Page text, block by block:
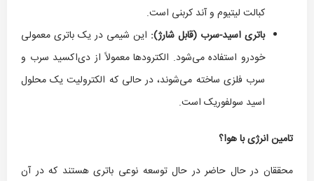
کبالت لیتیوم و آند کربنی است.
باتری اسید-سرب (قابل شارژ): این شیمی در یک باتری معمولی
خودرو استفاده می‌شود. الکترودها معمولاً از دی‌اکسید سرب و
سرب فلزی ساخته می‌شوند، در حالی که الکترولیت یک محلول
اسید سولفوریک است.
تامین انرژی با هوا؟
محققان در حال حاضر در حال توسعه نوعی باتری هستند که در آن